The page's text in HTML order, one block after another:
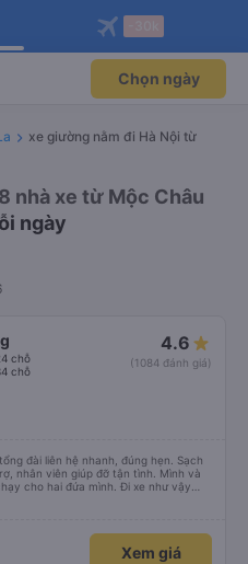
ngay!
viên độc
Mở app
vé máy bay qua
Mở app
Chọn ngày
xe giường nằm đi Hà Nội từ
nhà xe từ Mộc Châu
ngày
chỗ
chỗ
4.6
(1084 đánh giá)
đài liên hệ nhanh, đúng hẹn. Sạch
nhân viên giúp đỡ tận tình. Mình và
cho hai đứa mình. Đi xe như vậy
mà hơn có 1 ổ bánh mì. Chúc nhà xe
Xem giá